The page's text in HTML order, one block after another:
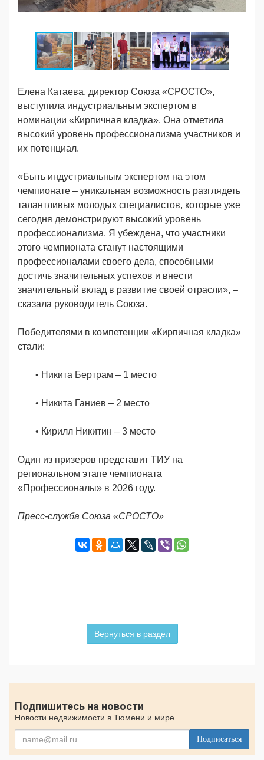
Елена Катаева, директор Союза «СРОСТО»,
выступила индустриальным экспертом в
номинации «Кирпичная кладка». Она отметила
высокий уровень профессионализма участников и
их потенциал.
«Быть индустриальным экспертом на этом
чемпионате – уникальная возможность разглядеть
талантливых молодых специалистов, которые уже
сегодня демонстрируют высокий уровень
профессионализма. Я убеждена, что участники
этого чемпионата станут настоящими
профессионалами своего дела, способными
достичь значительных успехов и внести
значительный вклад в развитие своей отрасли», –
сказала руководитель Союза.
Победителями в компетенции «Кирпичная кладка»
стали:
• Никита Бертрам – 1 место
• Никита Ганиев – 2 место
• Кирилл Никитин – 3 место
Один из призеров представит ТИУ на
региональном этапе чемпионата
«Профессионалы» в 2026 году.
Пресс-служба Союза «СРОСТО»
Вернуться в раздел
Подпишитесь на новости
Новости недвижимости в Тюмени и мире
Подписаться